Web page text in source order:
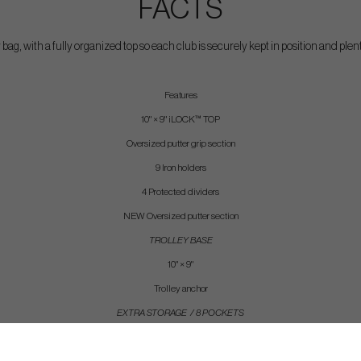
FACTS
bag, with a fully organized top so each club is securely kept in position and
Features
10" × 9" iLOCK™ TOP
Oversized putter grip section
9 Iron holders
4 Protected dividers
NEW Oversized putter section
TROLLEY BASE
10" × 9"
Trolley anchor
EXTRA STORAGE / 8 POCKETS